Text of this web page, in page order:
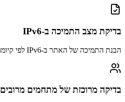
בדיקת מצב התמיכה ב-IPv6
הבנת התמיכה של האתר ב-IPv6 לפי קיומה של רשומת AAAA
בדיקה מרוכזת של מתחמים מרובים